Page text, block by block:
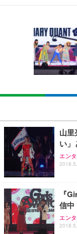
い 跳
キン
ン樹
(黒網
￥
ュチ
￥
ワー
能
務用
ワー
能 人
EIZO
イト
￥
EIZO
￥
【純
フッ
【整
ー フ
ort/
回使
￥
x2袋
￥
ネオ
り 単
限定
超厚
山
い」
エン
『
信中
エン